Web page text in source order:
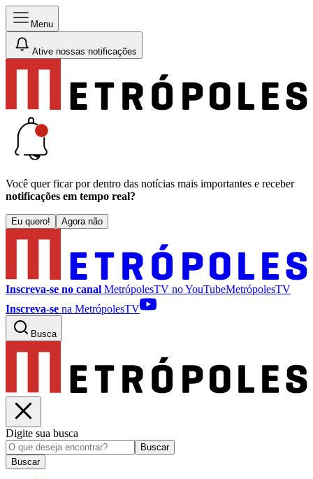
Menu
Ative nossas notificações
Você quer ficar por dentro das notícias mais importantes e receber
notificações em tempo real?
Eu quero! Agora não
Inscreva-se no canal MetrópolesTV noYouTubeMetrópolesTV
Inscreva-se na MetrópolesTV
Busca
Digite sua busca
Buscar
Buscar